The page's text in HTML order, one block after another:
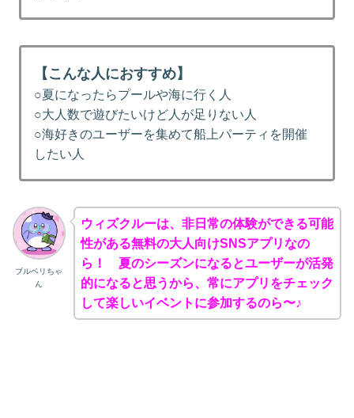
【こんな人におすすめ】
○夏になったらプールや海に行く人
○大人数で遊びたいけど人が足りない人
○海好きのユーザーを集めて船上パーティを開催
したい人
ブルベリちゃ
ん
ウィズクルーは、非日常の体験ができる可能
性がある無料の大人向けSNSアプリなの
ら！ 夏のシーズンになるとユーザーが活発
的になると思うから、常にアプリをチェック
して楽しいイベントに参加するのら〜♪